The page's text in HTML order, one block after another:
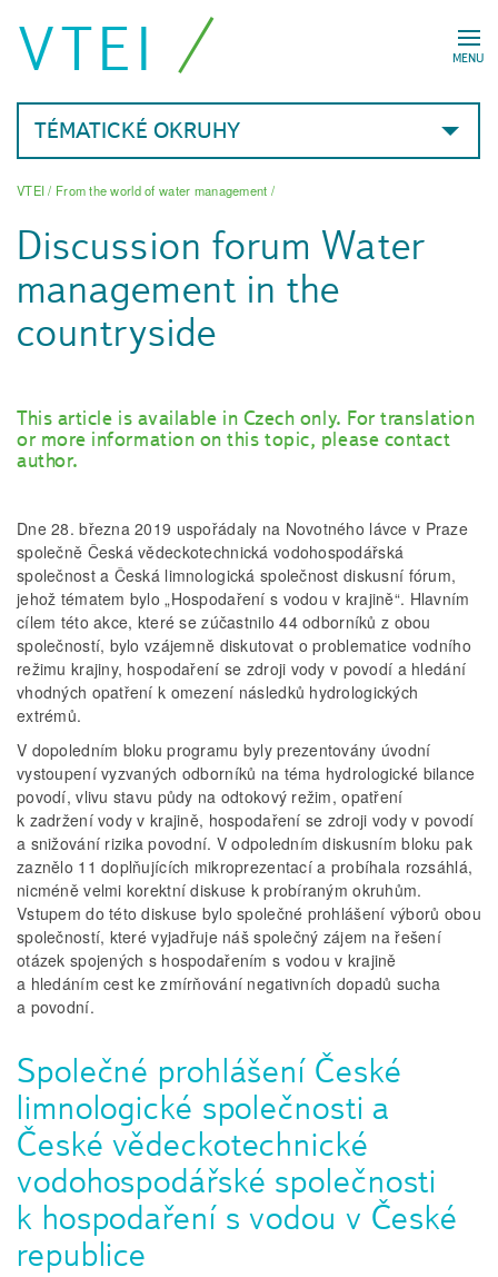
MENU
VTEI
TÉMATICKÉ OKRUHY
VTEI/ From the world of water management /
Discussion forum Water
management in the
countryside
This article is available in Czech only. For translation
or more information on this topic, please contact
author.
Dne 28. března 2019 uspořádaly na Novotného lávce v Praze
společně Česká vědeckotechnická vodohospodářská
společnost a Česká limnologická společnost diskusní fórum,
jehož tématem bylo „Hospodaření s vodou v krajině“. Hlavním
cílem této akce, které se zúčastnilo 44 odborníků z obou
společností, bylo vzájemně diskutovat o problematice vodního
režimu krajiny, hospodaření se zdroji vody v povodí a hledání
vhodných opatření k omezení následků hydrologických
extrémů.
V dopoledním bloku programu byly prezentovány úvodní
vystoupení vyzvaných odborníků na téma hydrologické bilance
povodí, vlivu stavu půdy na odtokový režim, opatření
k zadržení vody v krajině, hospodaření se zdroji vody v povodí
a snižování rizika povodní. V odpoledním diskusním bloku pak
zaznělo 11 doplňujících mikroprezentací a probíhala rozsáhlá,
nicméně velmi korektní diskuse k probíraným okruhům.
Vstupem do této diskuse bylo společné prohlášení výborů obou
společností, které vyjadřuje náš společný zájem na řešení
otázek spojených s hospodařením s vodou v krajině
a hledáním cest ke zmírňování negativních dopadů sucha
a povodní.
Společné prohlášení České
limnologické společnosti a
České vědeckotechnické
vodohospodářské společnosti
k hospodaření s vodou v České
republice